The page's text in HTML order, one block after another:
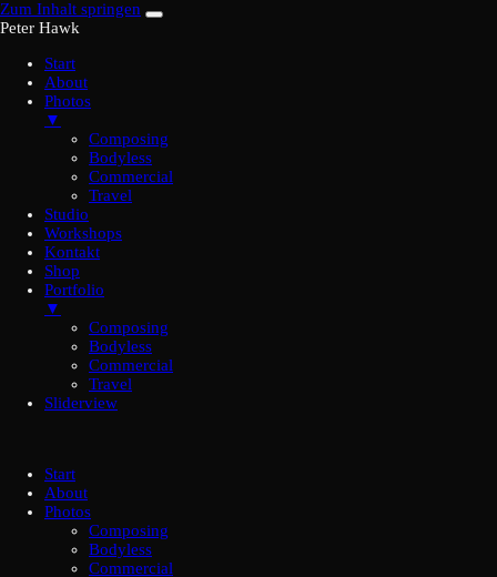
Zum Inhalt springen
Peter Hawk
Start
About
Photos
▼
Composing
Bodyless
Commercial
Travel
Studio
Workshops
Kontakt
Shop
Portfolio
▼
Composing
Bodyless
Commercial
Travel
Sliderview
Start
About
Photos
Composing
Bodyless
Commercial